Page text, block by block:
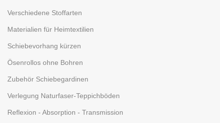
Verschiedene Stoffarten
Materialien für Heimtextilien
Schiebevorhang kürzen
Ösenrollos ohne Bohren
Zubehör Schiebegardinen
Verlegung Naturfaser-Teppichböden
Reflexion - Absorption - Transmission